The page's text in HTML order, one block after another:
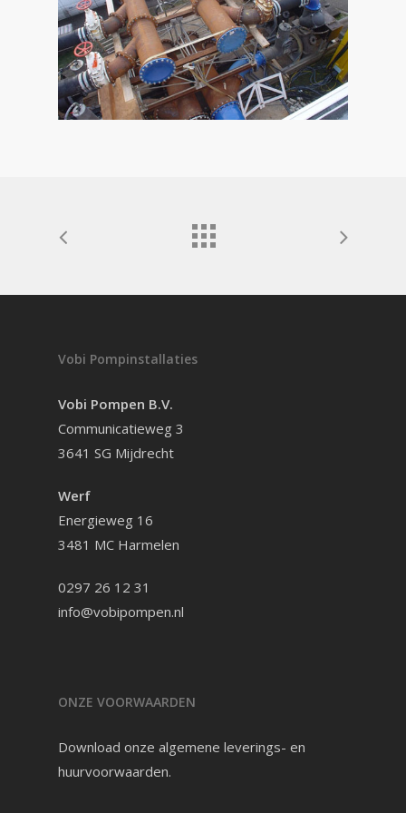
Vobi Pompinstallaties
Vobi Pompen B.V.
Communicatieweg 3
3641 SG Mijdrecht
Werf
Energieweg 16
3481 MC Harmelen
0297 26 12 31
info@vobipompen.nl
ONZE VOORWAARDEN
Download onze algemene leverings- en
huurvoorwaarden.